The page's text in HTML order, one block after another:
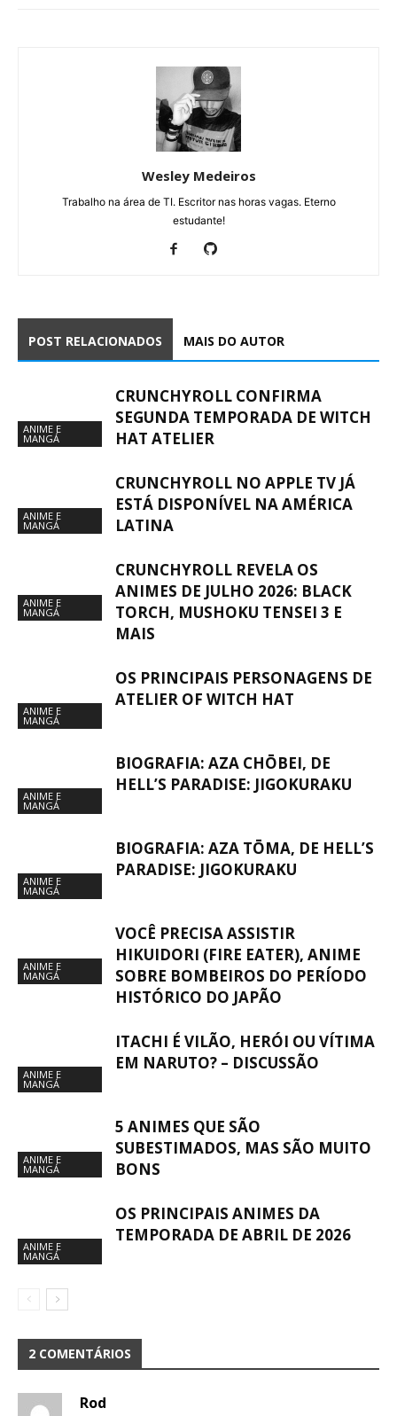
Wesley Medeiros
Trabalho na área de TI. Escritor nas horas vagas. Eterno
estudante!
POST RELACIONADOS MAIS DO AUTOR
ANIME E
MANGÁ
CRUNCHYROLL CONFIRMA
SEGUNDA TEMPORADA DE WITCH
HAT ATELIER
ANIME E
MANGÁ
CRUNCHYROLL NO APPLE TV JÁ
ESTÁ DISPONÍVEL NA AMÉRICA
LATINA
ANIME E
MANGÁ
CRUNCHYROLL REVELA OS
ANIMES DE JULHO 2026: BLACK
TORCH, MUSHOKU TENSEI 3 E
MAIS
ANIME E
MANGÁ
OS PRINCIPAIS PERSONAGENS DE
ATELIER OF WITCH HAT
ANIME E
MANGÁ
BIOGRAFIA: AZA CHŌBEI, DE
HELL’S PARADISE: JIGOKURAKU
ANIME E
MANGÁ
BIOGRAFIA: AZA TŌMA, DE HELL’S
PARADISE: JIGOKURAKU
ANIME E
MANGÁ
VOCÊ PRECISA ASSISTIR
HIKUIDORI (FIRE EATER), ANIME
SOBRE BOMBEIROS DO PERÍODO
HISTÓRICO DO JAPÃO
ANIME E
MANGÁ
ITACHI É VILÃO, HERÓI OU VÍTIMA
EM NARUTO? – DISCUSSÃO
ANIME E
MANGÁ
5 ANIMES QUE SÃO
SUBESTIMADOS, MAS SÃO MUITO
BONS
ANIME E
MANGÁ
OS PRINCIPAIS ANIMES DA
TEMPORADA DE ABRIL DE 2026
2 COMENTÁRIOS
Rod